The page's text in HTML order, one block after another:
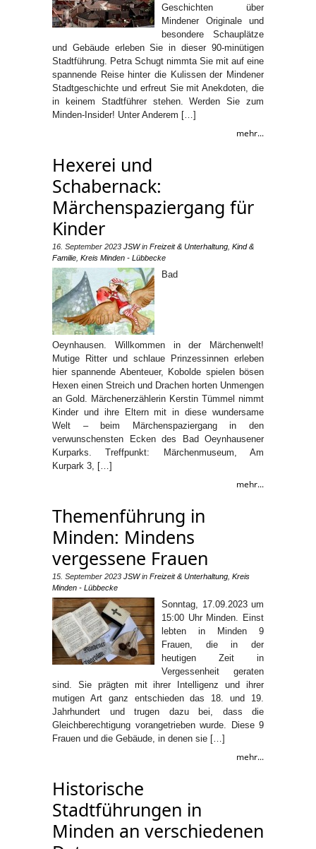
Geschichten über
Mindener Originale und
besondere Schauplätze
und Gebäude erleben Sie in dieser 90-minütigen
Stadtführung. Petra Schugt nimmta Sie mit auf eine
spannende Reise hinter die Kulissen der Mindener
Stadtgeschichte und erfreut Sie mit Anekdoten, die
in keinem Stadtführer stehen. Werden Sie zum
Minden-Insider! Unter Anderem […]
mehr...
Hexerei und
Schabernack:
Märchenspaziergang für
Kinder
16. September 2023 JSWin Freizeit & Unterhaltung Kind &
Familie Kreis Minden - Lübbecke
Bad
Oeynhausen. Willkommen in der Märchenwelt!
Mutige Ritter und schlaue Prinzessinnen erleben
hier spannende Abenteuer, Kobolde spielen bösen
Hexen einen Streich und Drachen horten Unmengen
an Gold. Märchenerzählerin Kerstin Tümmel nimmt
Kinder und ihre Eltern mit in diese wundersame
Welt – beim Märchenspaziergang in den
verwunschensten Ecken des Bad Oeynhausener
Kurparks. Treffpunkt: Märchenmuseum, Am
Kurpark 3, […]
mehr...
Themenführung in
Minden: Mindens
vergessene Frauen
15. September 2023 JSWin Freizeit & Unterhaltung Kreis
Minden - Lübbecke
Sonntag, 17.09.2023 um
15:00 Uhr Minden. Einst
lebten in Minden 9
Frauen, die in der
heutigen Zeit in
Vergessenheit geraten
sind. Sie prägten mit ihrer Intelligenz und ihrer
mutigen Art ganz entschieden das 18. und 19.
Jahrhundert und trugen dazu bei, dass die
Gleichberechtigung vorangetrieben wurde. Diese 9
Frauen und die Gebäude, in denen sie […]
mehr...
Historische
Stadtführungen in
Minden an verschiedenen